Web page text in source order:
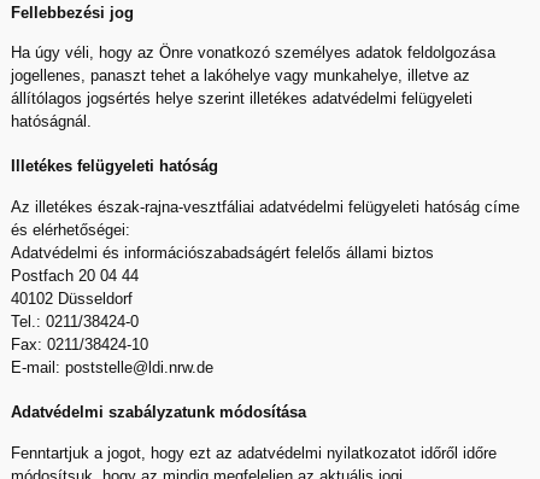
Fellebbezési jog
Ha úgy véli, hogy az Önre vonatkozó személyes adatok feldolgozása
jogellenes, panaszt tehet a lakóhelye vagy munkahelye, illetve az
állítólagos jogsértés helye szerint illetékes adatvédelmi felügyeleti
hatóságnál.
Illetékes felügyeleti hatóság
Az illetékes észak-rajna-vesztfáliai adatvédelmi felügyeleti hatóság címe
és elérhetőségei:
Adatvédelmi és információszabadságért felelős állami biztos
Postfach 20 04 44
40102 Düsseldorf
Tel.: 0211/38424-0
Fax: 0211/38424-10
E-mail: poststelle@ldi.nrw.de
Adatvédelmi szabályzatunk módosítása
Fenntartjuk a jogot, hogy ezt az adatvédelmi nyilatkozatot időről időre